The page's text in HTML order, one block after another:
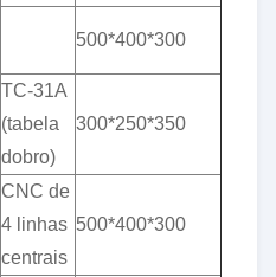
500*400*300
TC-31A
(tabela
dobro)
300*250*350
CNC de
4 linhas
centrais
500*400*300